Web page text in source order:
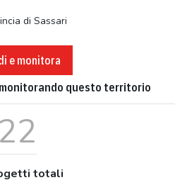
di Sassari
e monitora
questo territorio
22
totali